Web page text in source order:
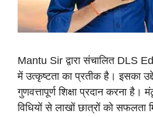
Mantu Sir द्वारा संचालित DLS
में उत्कृष्टता का प्रतीक है। इसका
गुणवत्तापूर्ण शिक्षा प्रदान करना है।
विधियों से लाखों छात्रों को सफलता